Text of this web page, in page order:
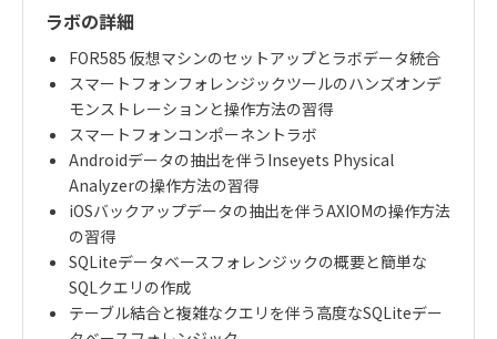
ラボの詳細
FOR585 仮想マシンのセットアップとラボデータ統合
スマートフォンフォレンジックツールのハンズオンデ
モンストレーションと操作方法の習得
スマートフォンコンポーネントラボ
Androidデータの抽出を伴う Inseyets Physical
Analyzerの操作方法の習得
iOSバックアップデータの抽出を伴うAXIOMの操作方法
の習得
SQLiteデータベースフォレンジックの概要と簡単な
SQLクエリの作成
テーブル結合と複雑なクエリを伴う高度なSQLiteデー